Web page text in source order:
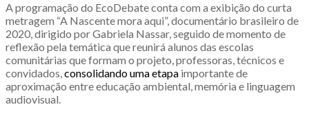
A programação do EcoDebate conta com a exibição do curta
metragem “A Nascente mora aqui”, documentário brasileiro de
2020, dirigido por Gabriela Nassar, seguido de momento de
reflexão pela temática que reunirá alunos das escolas
comunitárias que formam o projeto, professoras, técnicos e
convidados,consolidando uma etapa importante de
aproximação entre educação ambiental, memória e linguagem
audiovisual.